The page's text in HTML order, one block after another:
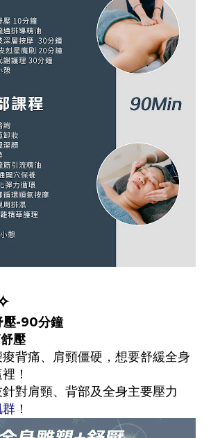
壓-90分鐘
壓
背痛、肩頸僵硬，想要舒緩全身
！
對肩頸、背部及全身主要壓力
！